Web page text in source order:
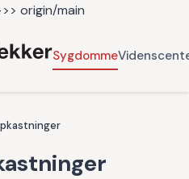
origin/main
Sygdomme